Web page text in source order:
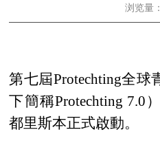
浏览量
第七屆Protechting全球
下簡稱Protechting 7.0
都里斯本正式啟動。